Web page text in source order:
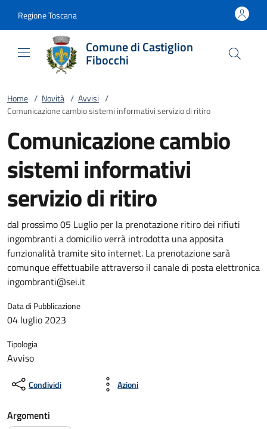
Regione Toscana
Comune di Castiglion
Fibocchi
Home / Novità / Avvisi /
Comunicazione cambio sistemi informativi servizio di ritiro
Comunicazione cambio
sistemi informativi
servizio di ritiro
dal prossimo 05 Luglio per la prenotazione ritiro dei rifiuti
ingombranti a domicilio verrà introdotta una apposita
funzionalità tramite sito internet. La prenotazione sarà
comunque effettuabile attraverso il canale di posta elettronica
ingombranti@sei.it
Data di Pubblicazione
04 luglio 2023
Tipologia
Avviso
Condividi Azioni
Argomenti